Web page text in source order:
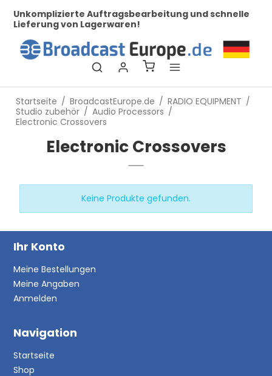
Unkomplizierte Auftragsbearbeitung und schnelle
Lieferung von Lagerwaren!
Startseite / BroadcastEurope.de / RADIO EQUIPMENT /
Studio zubehör / Audio Processors /
Electronic Crossovers
Electronic Crossovers
Keine Produkte gefunden.
Ihr Konto
Meine Bestellungen
Meine Angaben
Anmelden
Navigation
Startseite
Shop